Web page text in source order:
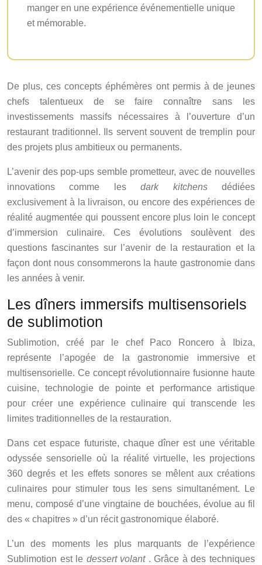
manger en une expérience événementielle unique
et mémorable.
De plus, ces concepts éphémères ont permis à de jeunes
chefs talentueux de se faire connaître sans les
investissements massifs nécessaires à l’ouverture d’un
restaurant traditionnel. Ils servent souvent de tremplin pour
des projets plus ambitieux ou permanents.
L’avenir des pop-ups semble prometteur, avec de nouvelles
innovations comme lesdark kitchensdédiées
exclusivement à la livraison, ou encore des expériences de
réalité augmentée qui poussent encore plus loin le concept
d’immersion culinaire. Ces évolutions soulèvent des
questions fascinantes sur l’avenir de la restauration et la
façon dont nous consommerons la haute gastronomie dans
les années à venir.
Les dîners immersifs multisensoriels
de sublimotion
Sublimotion, créé par le chef Paco Roncero à Ibiza,
représente l’apogée de la gastronomie immersive et
multisensorielle. Ce concept révolutionnaire fusionne haute
cuisine, technologie de pointe et performance artistique
pour créer une expérience culinaire qui transcende les
limites traditionnelles de la restauration.
Dans cet espace futuriste, chaque dîner est une véritable
odyssée sensorielle où la réalité virtuelle, les projections
360 degrés et les effets sonores se mêlent aux créations
culinaires pour stimuler tous les sens simultanément. Le
menu, composé d’une vingtaine de bouchées, évolue au fil
des « chapitres » d’un récit gastronomique élaboré.
L’un des moments les plus marquants de l’expérience
Sublimotion est le dessert volant . Grâce à des techniques